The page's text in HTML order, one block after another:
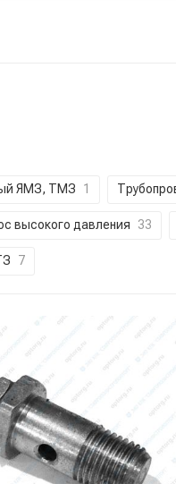
ЯМЗ, ТМЗ 1
высокого давления 33
7